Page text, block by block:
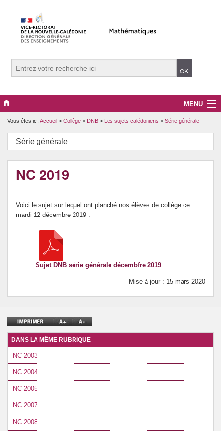
MENU
Evènements
Collège
Lycée
Maître Auxiliaire
Prévention de l’innumérisme
Vous êtes ici: Accueil > Collège > DNB > Les sujets calédoniens > Série générale
Série générale
NC 2019
Voici le sujet sur lequel ont planché nos élèves de collège ce
mardi 12 décembre 2019 :
Sujet DNB série générale décembfre 2019
Mise à jour : 15 mars 2020
DANS LA MÊME RUBRIQUE
NC 2003
NC 2004
NC 2005
NC 2007
NC 2008